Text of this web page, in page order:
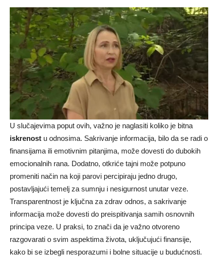
U slučajevima poput ovih, važno je naglasiti koliko je bitna
iskrenost u odnosima. Sakrivanje informacija, bilo da se radi o
finansijama ili emotivnim pitanjima, može dovesti do dubokih
emocionalnih rana. Dodatno, otkriće tajni može potpuno
promeniti način na koji parovi percipiraju jedno drugo,
postavljajući temelj za sumnju i nesigurnost unutar veze.
Transparentnost je ključna za zdrav odnos, a sakrivanje
informacija može dovesti do preispitivanja samih osnovnih
principa veze. U praksi, to znači da je važno otvoreno
razgovarati o svim aspektima života, uključujući finansije,
kako bi se izbegli nesporazumi i bolne situacije u budućnosti.